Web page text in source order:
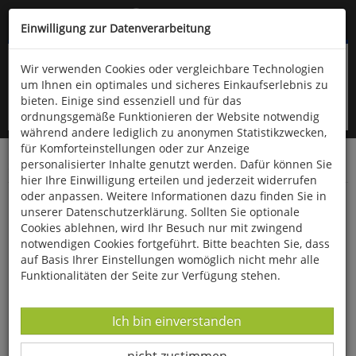
Kompletten Head der Seite überspringen
oder (06766) 9323-960
Startseite Gesundheit & Wohlbefinden Diverses
Knöchel-Kreuzband-Bandage
Einwilligung zur Datenverarbeitung
Wir verwenden Cookies oder vergleichbare Technologien
um Ihnen ein optimales und sicheres Einkaufserlebnis zu
bieten. Einige sind essenziell und für das
ordnungsgemäße Funktionieren der Website notwendig
während andere lediglich zu anonymen Statistikzwecken,
für Komforteinstellungen oder zur Anzeige
personalisierter Inhalte genutzt werden. Dafür können Sie
hier Ihre Einwilligung erteilen und jederzeit widerrufen
oder anpassen. Weitere Informationen dazu finden Sie in
unserer Datenschutzerklärung. Sollten Sie optionale
Cookies ablehnen, wird Ihr Besuch nur mit zwingend
notwendigen Cookies fortgeführt. Bitte beachten Sie, dass
auf Basis Ihrer Einstellungen womöglich nicht mehr alle
Funktionalitäten der Seite zur Verfügung stehen.
Datenverarbeitung -
Ich bin einverstanden